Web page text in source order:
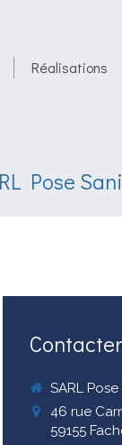
Réalisations
Pose
SARL
46 rue
59155